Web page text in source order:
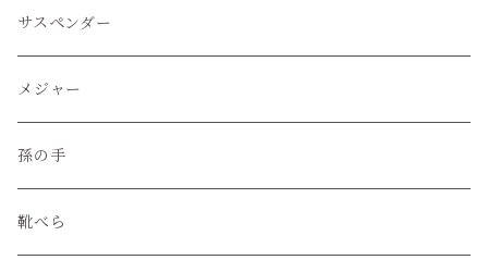
レザークラフトツール
レザークラフト材料
サスペンダー
メジャー
孫の手
靴べら